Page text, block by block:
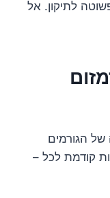
לתיקון. אל
הגורמים
קודמת לכל –